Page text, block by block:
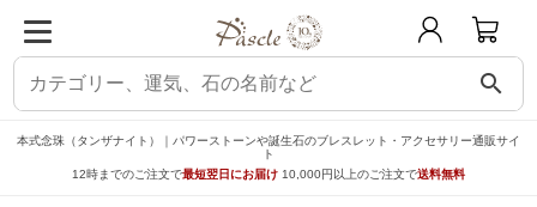
search
本式念珠（タンザナイト）｜パワーストーンや誕生石のブレスレット・アクセサリー通販サイ
ト
12時までのご注文で最短翌日にお届け 10,000円以上のご注文で送料無料